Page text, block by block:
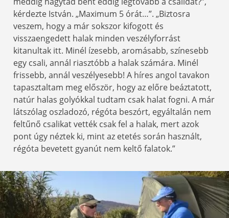
kérdezte István. „Maximum 5 órát…”. „Biztosra
veszem, hogy a már sokszor kifogott és
visszaengedett halak minden veszélyforrást
kitanultak itt. Minél ízesebb, aromásabb, színesebb
egy csali, annál riasztóbb a halak számára. Minél
frissebb, annál veszélyesebb! A híres angol tavakon
tapasztaltam meg először, hogy az előre beáztatott,
natúr halas golyókkal tudtam csak halat fogni. A már
látszólag oszladozó, régóta beszórt, egyáltalán nem
feltűnő csalikat vették csak fel a halak, mert azok
pont úgy néztek ki, mint az etetés során használt,
régóta bevetett gyanút nem keltő falatok.”